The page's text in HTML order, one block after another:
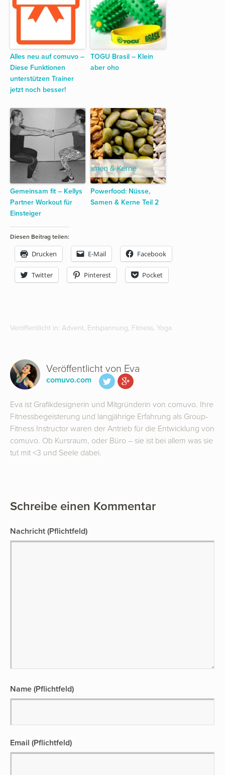
Alles neu auf comuvo –
Diese Funktionen
unterstützen Trainer
jetzt noch besser!
TOGU Brasil – Klein
aber oho
Gemeinsam fit – Kellys
Partner Workout für
Einsteiger
Powerfood: Nüsse,
Samen & Kerne Teil 2
Diesen Beitrag teilen:
Drucken E-Mail Facebook
Twitter Pinterest Pocket
Veröffentlicht in: Advent, Entspannung, Fitness, Yoga
Veröffentlicht von Eva
comuvo.com
Eva ist Grafikdesignerin und Mitgründerin von comuvo. Ihre
Fitnessbegeisterung und langjährige Erfahrung als Group-
Fitness Instructor waren der Antrieb für die Entwicklung von
comuvo. Ob Kursraum, oder Büro – sie ist bei allem was sie
tut mit <3 und Seele dabei.
Schreibe einen Kommentar
Nachricht (Pflichtfeld)
Name (Pflichtfeld)
Email (Pflichtfeld)